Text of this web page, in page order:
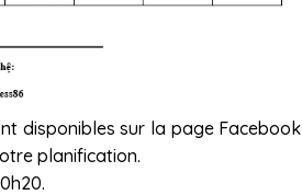
disponibles sur la page Facebook
planification.